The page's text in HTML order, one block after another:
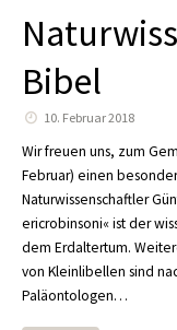
Bibel
10. Februar 2018
Wir freuen uns, zum
Februar) einen
Naturwissenschaftler
ericrobinsoni« ist der
dem Erdaltertum.
von Kleinlibellen sind
Paläontologen…